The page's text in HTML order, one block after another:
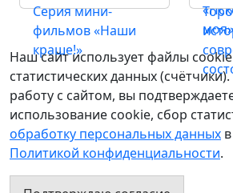
моя»
Серия мини-
фильмов «Наши
краше!»
Наш сайт использует файлы
статистических данных
работу с сайтом, вы
использование cookie, сбор
обработку персональных данных
Политикой конфиденциальности.